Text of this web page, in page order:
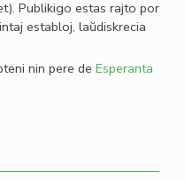
. Publikigo estas rajto por
establoj, laŭdiskrecia
nin pere de Esperanta